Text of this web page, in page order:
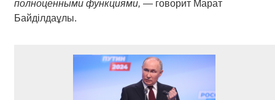
полноценными функциями, — говорит Марат
Байділдаұлы.